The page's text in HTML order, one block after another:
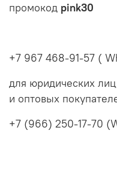
промокод pink30
+7 967 468-91-57 (
для юридических
и оптовых
+7 (966) 250-17-70